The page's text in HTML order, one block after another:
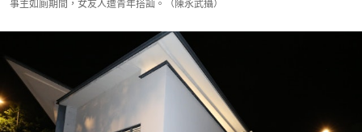
事主如廁期間，女友人遭青年搭訕。（陳永武攝）